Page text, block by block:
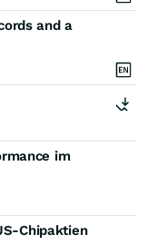
and a
im
Chipaktien